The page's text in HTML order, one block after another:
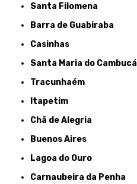
Santa Filomena
Barra de Guabiraba
Casinhas
Santa Maria do Cambucá
Tracunhaém
Itapetim
Chã de Alegria
Buenos Aires
Lagoa do Ouro
Carnaubeira da Penha